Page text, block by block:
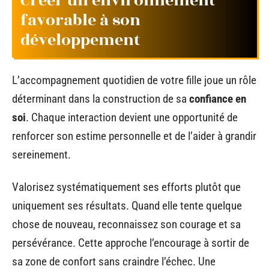
favorable à son
développement
L’accompagnement quotidien de votre fille joue un rôle
déterminant dans la construction de sa confiance en
soi. Chaque interaction devient une opportunité de
renforcer son estime personnelle et de l’aider à grandir
sereinement.
Valorisez systématiquement ses efforts plutôt que
uniquement ses résultats. Quand elle tente quelque
chose de nouveau, reconnaissez son courage et sa
persévérance. Cette approche l’encourage à sortir de
sa zone de confort sans craindre l’échec. Une